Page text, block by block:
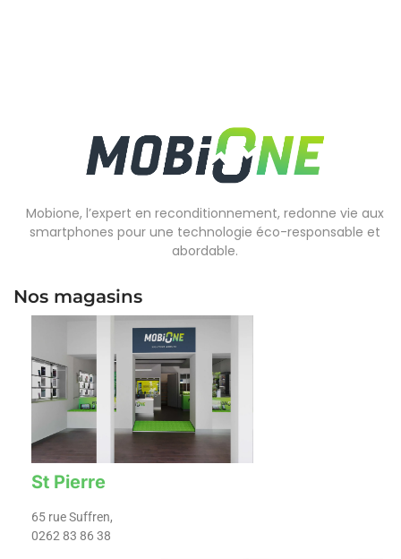
Mobione, l’expert en reconditionnement, redonne vie aux
smartphones pour une technologie éco-responsable et
abordable.
Nos magasins
St Pierre
65 rue Suffren,
0262 83 86 38